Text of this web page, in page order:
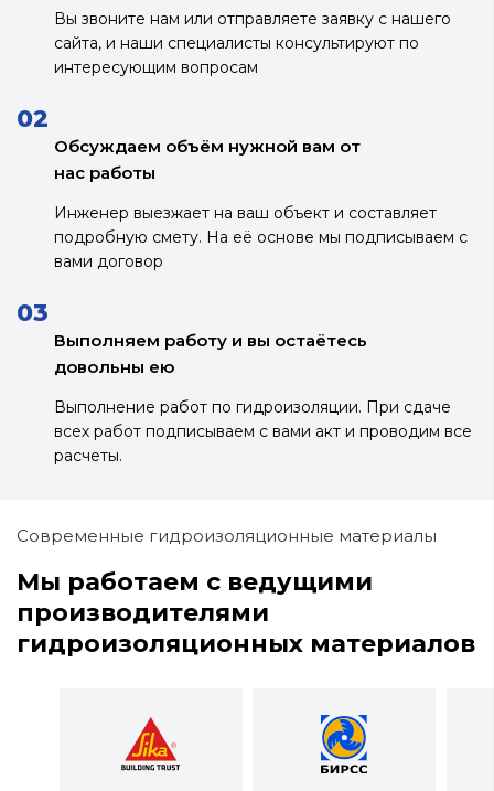
Вы звоните нам или отправляете заявку с нашего
сайта, и наши специалисты консультируют по
интересующим вопросам
Обсуждаем объём нужной вам от
нас работы
Инженер выезжает на ваш объект и составляет
подробную смету. На её основе мы подписываем с
вами договор
Выполняем работу и вы остаётесь
довольны ею
Выполнение работ по гидроизоляции. При сдаче
всех работ подписываем с вами акт и проводим все
расчеты.
Современные гидроизоляционные материалы
Мы работаем с ведущими
производителями
гидроизоляционных материалов